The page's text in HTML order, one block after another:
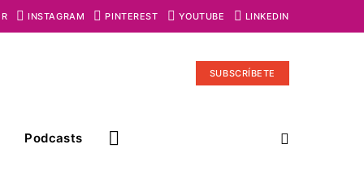
INSTAGRAM PINTEREST YOUTUBE LINKEDIN
SUBSCRÍBETE
Podcasts